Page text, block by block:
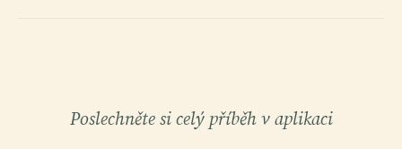
Poslechněte si celý příběh v aplikaci